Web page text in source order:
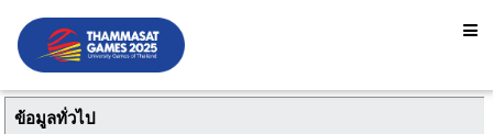
ข้อมูลทั่วไป